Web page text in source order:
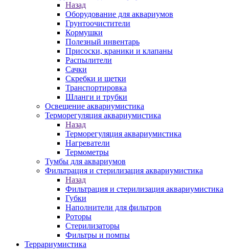
Назад
Оборудование для аквариумов
Грунтоочистители
Кормушки
Полезный инвентарь
Присоски, краники и клапаны
Распылители
Сачки
Скребки и щетки
Транспортировка
Шланги и трубки
Освещение аквариумистика
Терморегуляция аквариумистика
Назад
Терморегуляция аквариумистика
Нагреватели
Термометры
Тумбы для аквариумов
Фильтрация и стерилизация аквариумистика
Назад
Фильтрация и стерилизация аквариумистика
Губки
Наполнители для фильтров
Роторы
Стерилизаторы
Фильтры и помпы
Террариумистика